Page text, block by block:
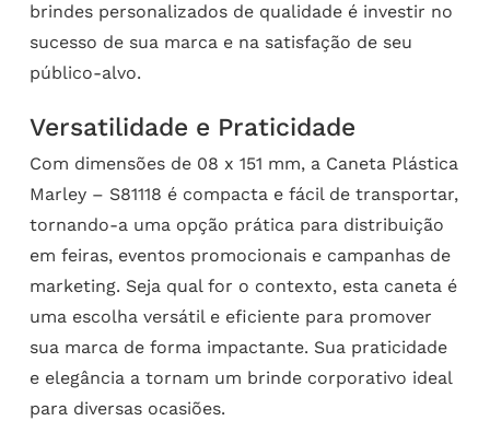
brindes personalizados de qualidade é investir no
sucesso de sua marca e na satisfação de seu
público-alvo.
Versatilidade e Praticidade
Com dimensões de 08 x 151 mm, a Caneta Plástica
Marley – S81118 é compacta e fácil de transportar,
tornando-a uma opção prática para distribuição
em feiras, eventos promocionais e campanhas de
marketing. Seja qual for o contexto, esta caneta é
uma escolha versátil e eficiente para promover
sua marca de forma impactante. Sua praticidade
e elegância a tornam um brinde corporativo ideal
para diversas ocasiões.